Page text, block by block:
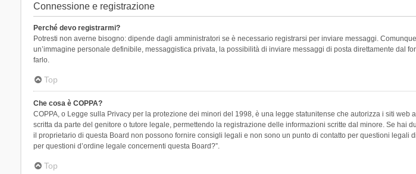
Connessione e registrazione
Perché devo registrarmi?
Potresti non averne bisogno: dipende dagli amministratori se è necessario registrarsi per inviare messaggi.
un’immagine personale definibile, messaggistica privata, la possibilità di inviare messaggi di posta direttamente dal
farlo.
Top
Che cosa è COPPA?
COPPA, o Legge sulla Privacy per la protezione dei minori del 1998, è una legge statunitense che autorizza i siti
scritta da parte del genitore o tutore legale, permettendo la registrazione delle informazioni scritte dal minore. Se
il proprietario di questa Board non possono fornire consigli legali e non sono un punto di contatto per questioni
per questioni d’ordine legale concernenti questa Board?”.
Top